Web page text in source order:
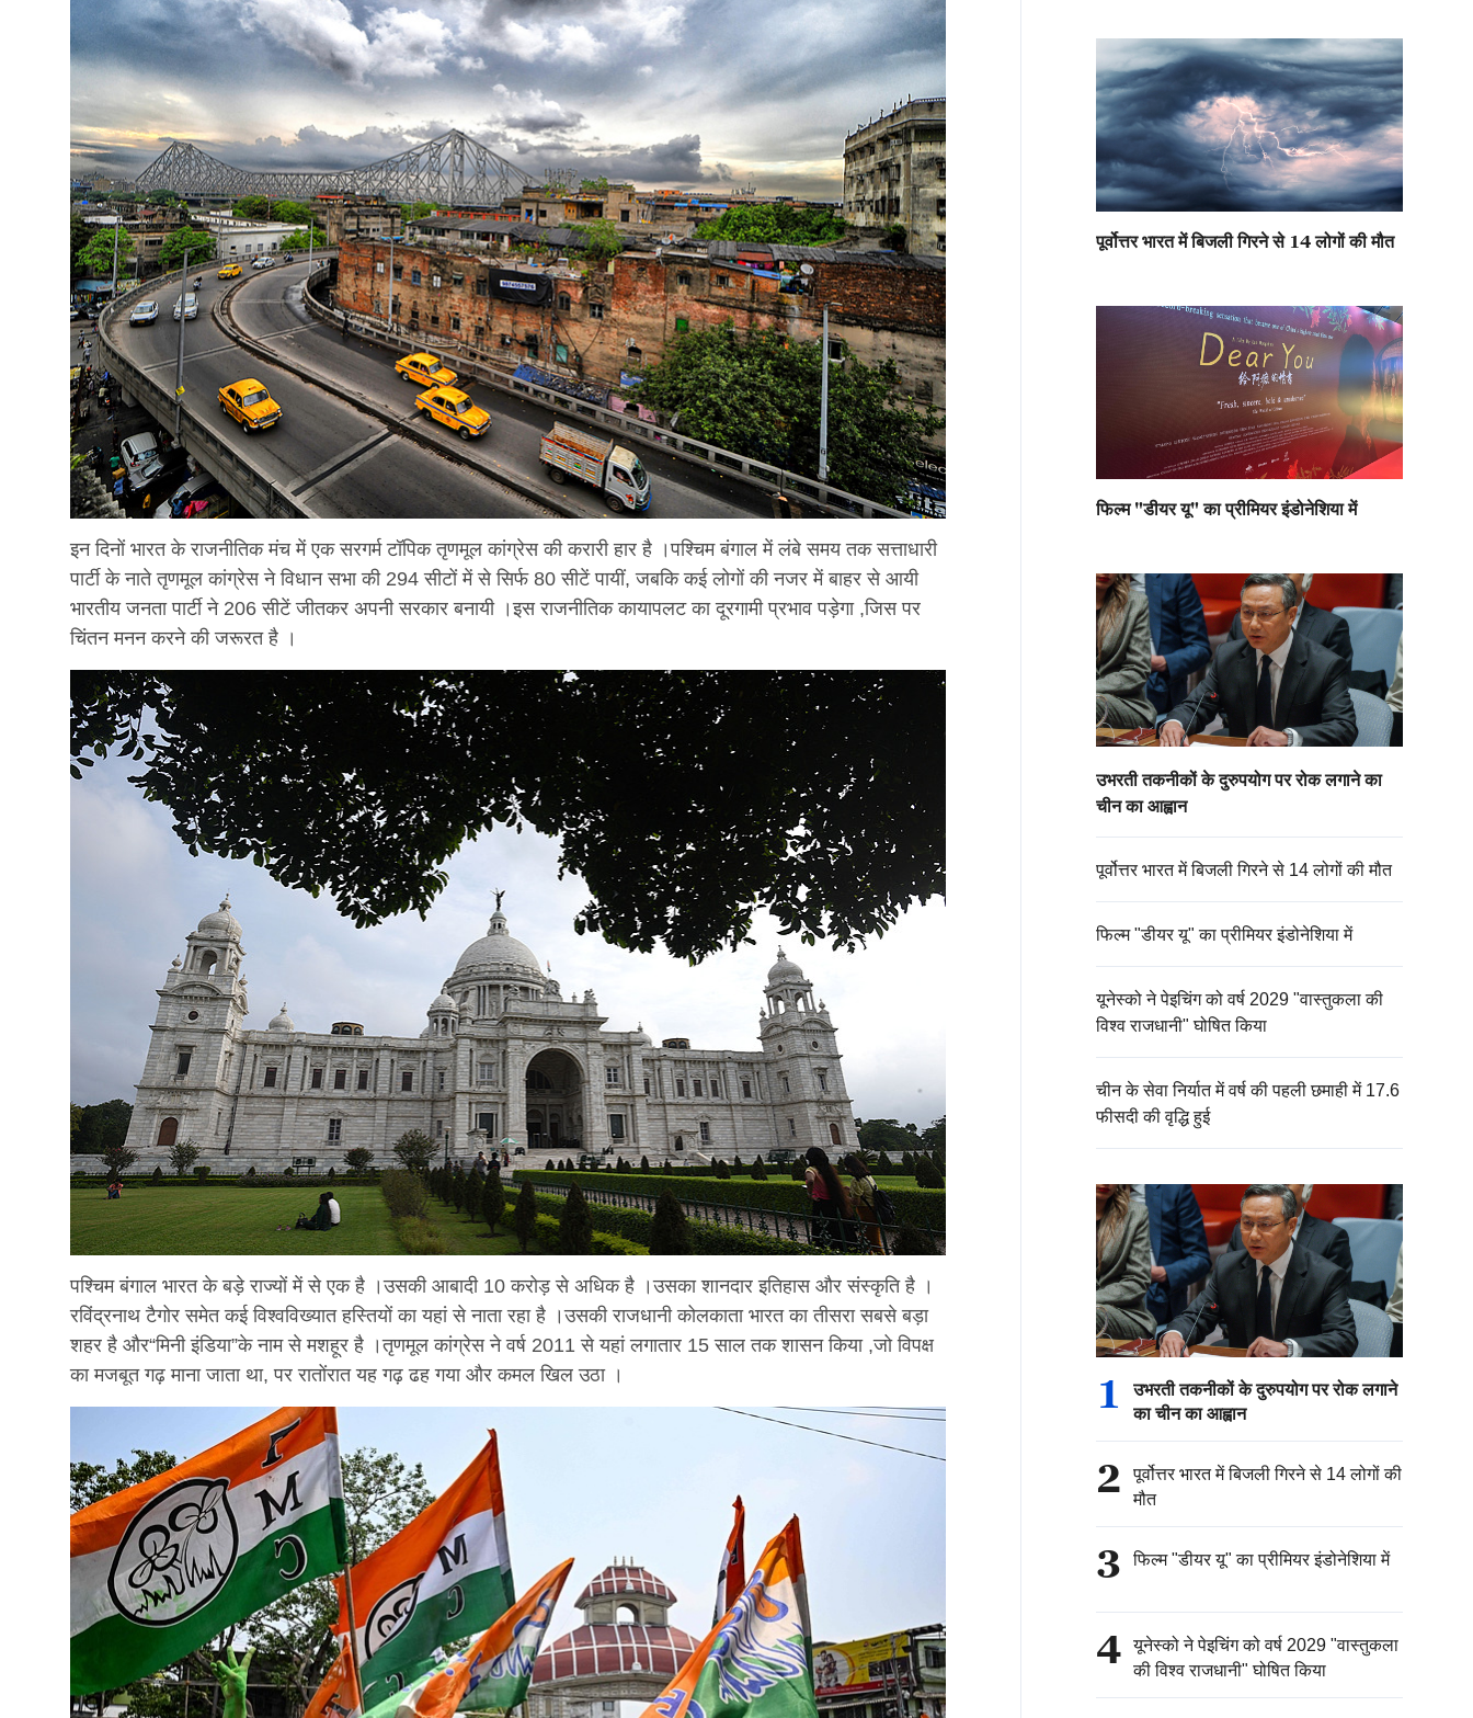
इन दिनों भारत के राजनीतिक मंच में एक सरगर्म टॉपिक तृणमूल कांग्रेस की करारी हार है ।पश्चिम बंगाल में लंबे समय तक सत्ताधारी
पार्टी के नाते तृणमूल कांग्रेस ने विधान सभा की 294 सीटों में से सिर्फ 80 सीटें पायीं, जबकि कई लोगों की नजर में बाहर से आयी
भारतीय जनता पार्टी ने 206 सीटें जीतकर अपनी सरकार बनायी ।इस राजनीतिक कायापलट का दूरगामी प्रभाव पड़ेगा ,जिस पर
चिंतन मनन करने की जरूरत है ।
पश्चिम बंगाल भारत के बड़े राज्यों में से एक है ।उसकी आबादी 10 करोड़ से अधिक है ।उसका शानदार इतिहास और संस्कृति है ।
रविंद्रनाथ टैगोर समेत कई विश्वविख्यात हस्तियों का यहां से नाता रहा है ।उसकी राजधानी कोलकाता भारत का तीसरा सबसे बड़ा
शहर है और“मिनी इंडिया”के नाम से मशहूर है ।तृणमूल कांग्रेस ने वर्ष 2011 से यहां लगातार 15 साल तक शासन किया ,जो विपक्ष
का मजबूत गढ़ माना जाता था, पर रातोंरात यह गढ़ ढह गया और कमल खिल उठा ।
पूर्वोत्तर भारत में बिजली गिरने से 14 लोगों की मौत
फिल्म "डीयर यू" का प्रीमियर इंडोनेशिया में
उभरती तकनीकों के दुरुपयोग पर रोक लगाने का
चीन का आह्वान
पूर्वोत्तर भारत में बिजली गिरने से 14 लोगों की मौत
फिल्म "डीयर यू" का प्रीमियर इंडोनेशिया में
यूनेस्को ने पेइचिंग को वर्ष 2029 "वास्तुकला की
विश्व राजधानी" घोषित किया
चीन के सेवा निर्यात में वर्ष की पहली छमाही में 17.6
फीसदी की वृद्धि हुई
1
उभरती तकनीकों के दुरुपयोग पर रोक लगाने
का चीन का आह्वान
2
पूर्वोत्तर भारत में बिजली गिरने से 14 लोगों की
मौत
3 फिल्म "डीयर यू" का प्रीमियर इंडोनेशिया में
4
यूनेस्को ने पेइचिंग को वर्ष 2029 "वास्तुकला
की विश्व राजधानी" घोषित किया